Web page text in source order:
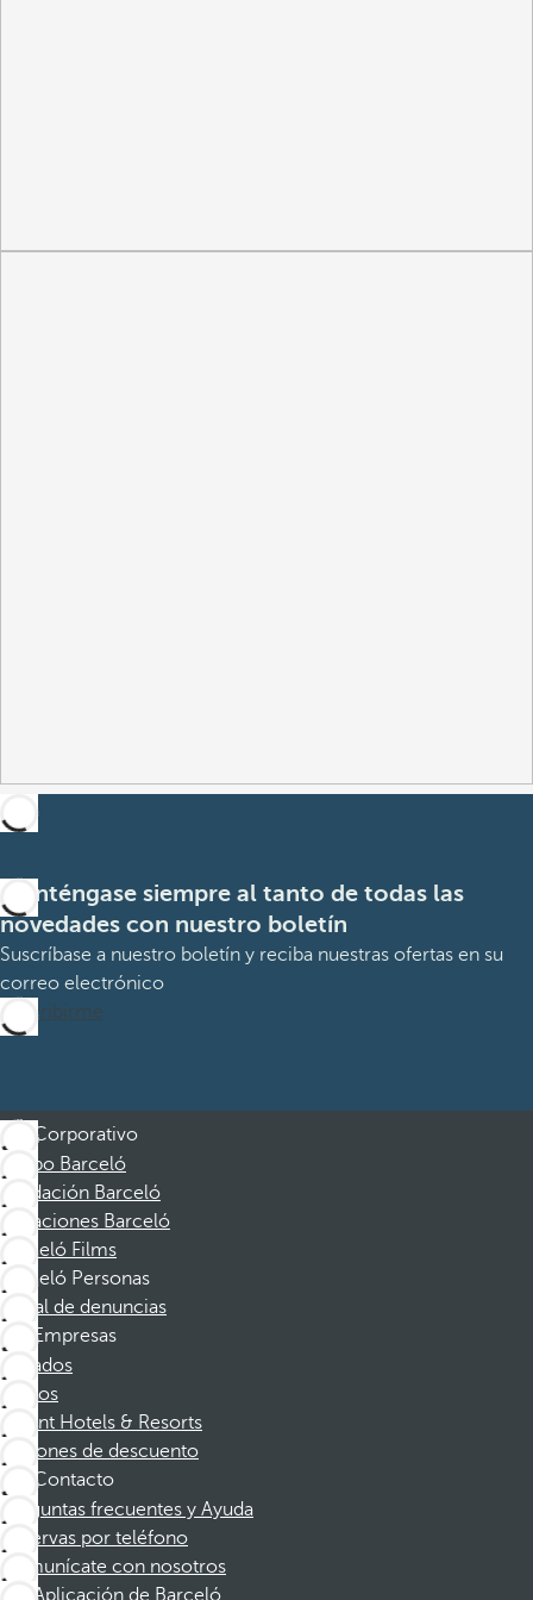
Manténgase siempre al tanto de todas las
novedades con nuestro boletín
Suscríbase a nuestro boletín y reciba nuestras ofertas en su
correo electrónico
Suscribirme
Corporativo
Grupo Barceló
Fundación Barceló
Vacaciones Barceló
Barceló Films
Barceló Personas
Canal de denuncias
Empresas
Afiliados
Socios
Dorint Hotels & Resorts
Cupones de descuento
Contacto
Preguntas frecuentes y Ayuda
Reservas por teléfono
Comunícate con nosotros
Aplicación de Barceló